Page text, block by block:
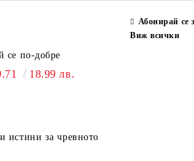
се по-добре
18.99 лв.
истини за чревното
Абонирай се
Виж всички